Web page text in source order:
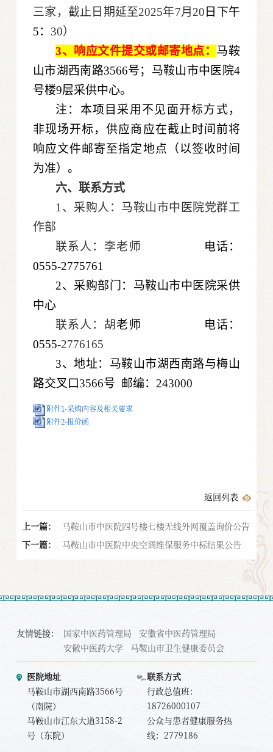
三家，截止日期延至2025年7月20 日下午
5： 30）
3、响应文件提交或邮寄地点： 马鞍
山市湖西南路3566号；马鞍山市中医院4
号楼9层采供中心。
注：本项目采用不见面开标方式，
非现场开标，供应商应在截止时间前将
响应文件邮寄至指定地点（以签收时间
为准）。
六、联系方式
1、采购人：马鞍山市中医院党群工
作部
联系人：李老师
电话：
0555-2775761
2、采购部门：马鞍山市中医院采供
中心
联系人：胡老师
电话：
0555-2776165
3、地址：马鞍山市湖西南路与梅山
路交叉口3566号 邮编：243000
附件1-采购内容及相关要求
附件2-报价函
返回列表
上一篇：
马鞍山市中医院四号楼七楼无线外网覆盖询价公告
下一篇：
马鞍山市中医院中央空调维保服务中标结果公告
友情链接： 国家中医药管理局
安徽省中医药管理局
安徽中医药大学
马鞍山市卫生健康委员会
医院地址
马鞍山市湖西南路3566号
（南院）
马鞍山市江东大道3158-2
号（东院）
联系方式
行政总值班：
18726000107
公众与患者健康服务热
线：2779186